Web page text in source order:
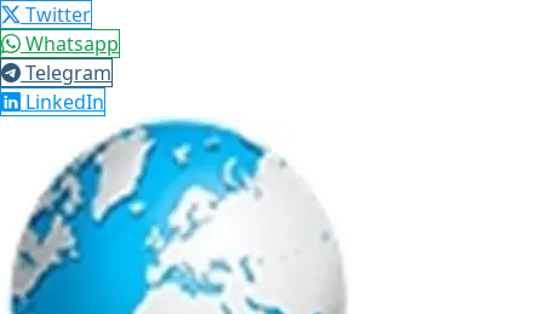
Twitter
Whatsapp
Telegram
LinkedIn